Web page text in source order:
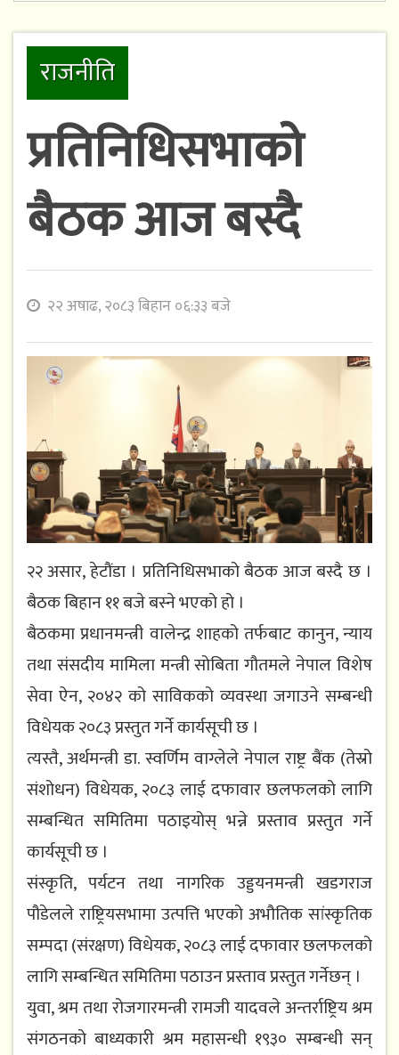
राजनीति
प्रतिनिधिसभाको
बैठक आज बस्दै
२२ अषाढ, २०८३ बिहान ०६:३३ बजे
२२ असार, हेटौंडा । प्रतिनिधिसभाको बैठक आज बस्दै छ ।
बैठक बिहान ११ बजे बस्ने भएको हो ।
बैठकमा प्रधानमन्त्री वालेन्द्र शाहको तर्फबाट कानुन, न्याय
तथा संसदीय मामिला मन्त्री सोबिता गौतमले नेपाल विशेष
सेवा ऐन, २०४२ को साविकको व्यवस्था जगाउने सम्बन्धी
विधेयक २०८३ प्रस्तुत गर्ने कार्यसूची छ ।
त्यस्तै, अर्थमन्त्री डा. स्वर्णिम वाग्लेले नेपाल राष्ट्र बैंक (तेस्रो
संशोधन) विधेयक, २०८३ लाई दफावार छलफलको लागि
सम्बन्धित समितिमा पठाइयोस् भन्ने प्रस्ताव प्रस्तुत गर्ने
कार्यसूची छ ।
संस्कृति, पर्यटन तथा नागरिक उड्डयनमन्त्री खडगराज
पौडेलले राष्ट्रियसभामा उत्पत्ति भएको अभौतिक सांस्कृतिक
सम्पदा (संरक्षण) विधेयक, २०८३ लाई दफावार छलफलको
लागि सम्बन्धित समितिमा पठाउन प्रस्ताव प्रस्तुत गर्नेछन् ।
युवा, श्रम तथा रोजगारमन्त्री रामजी यादवले अन्तर्राष्ट्रिय श्रम
संगठनको बाध्यकारी श्रम महासन्धी १९३० सम्बन्धी सन्